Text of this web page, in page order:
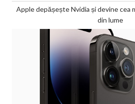
Apple depășește Nvidia și devine cea
din lume